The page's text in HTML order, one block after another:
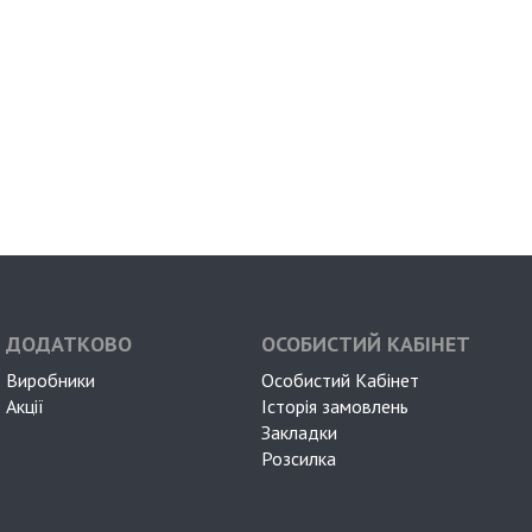
ДОДАТКОВО
Виробники
Акції
ОСОБИСТИЙ КАБІНЕТ
Особистий Кабінет
Історія замовлень
Закладки
Розсилка